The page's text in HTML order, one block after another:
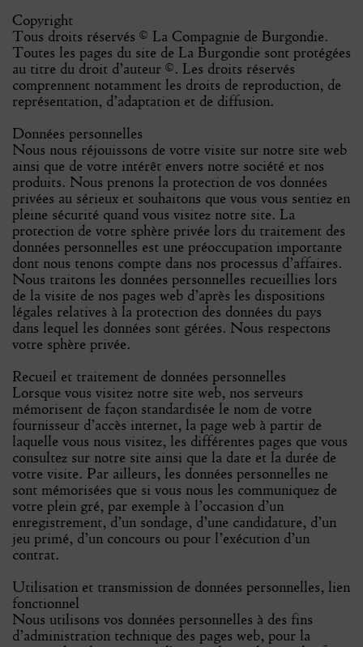
Copyright
Tous droits réservés © La Compagnie de Burgondie.
Toutes les pages du site de La Burgondie sont protégées
au titre du droit d’auteur ©. Les droits réservés
comprennent notamment les droits de reproduction, de
représentation, d’adaptation et de diffusion.
Données personnelles
Nous nous réjouissons de votre visite sur notre site web
ainsi que de votre intérêt envers notre société et nos
produits. Nous prenons la protection de vos données
privées au sérieux et souhaitons que vous vous sentiez en
pleine sécurité quand vous visitez notre site. La
protection de votre sphère privée lors du traitement des
données personnelles est une préoccupation importante
dont nous tenons compte dans nos processus d’affaires.
Nous traitons les données personnelles recueillies lors
de la visite de nos pages web d’après les dispositions
légales relatives à la protection des données du pays
dans lequel les données sont gérées. Nous respectons
votre sphère privée.
Recueil et traitement de données personnelles
Lorsque vous visitez notre site web, nos serveurs
mémorisent de façon standardisée le nom de votre
fournisseur d’accès internet, la page web à partir de
laquelle vous nous visitez, les différentes pages que vous
consultez sur notre site ainsi que la date et la durée de
votre visite. Par ailleurs, les données personnelles ne
sont mémorisées que si vous nous les communiquez de
votre plein gré, par exemple à l’occasion d’un
enregistrement, d’un sondage, d’une candidature, d’un
jeu primé, d’un concours ou pour l’exécution d’un
contrat.
Utilisation et transmission de données personnelles, lien
fonctionnel
Nous utilisons vos données personnelles à des fins
d’administration technique des pages web, pour la